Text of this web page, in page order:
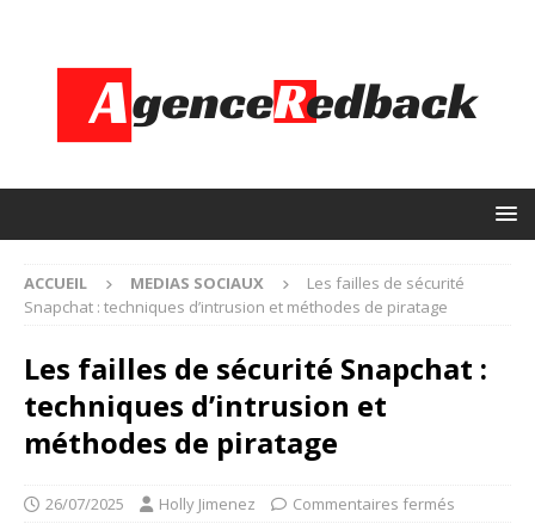
ACCUEIL MEDIAS SOCIAUX
Les failles de sécurité
Snapchat : techniques d’intrusion et méthodes de piratage
Les failles de sécurité Snapchat :
techniques d’intrusion et
méthodes de piratage
26/07/2025 Holly Jimenez Commentaires fermés